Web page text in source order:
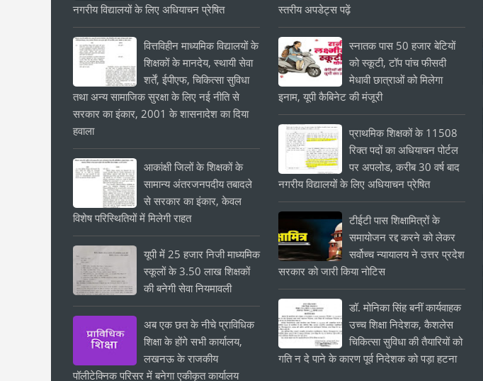
नगरीय विद्यालयों के लिए अधियाचन प्रेषित
वित्तविहीन माध्यमिक विद्यालयों के
शिक्षकों के मानदेय, स्थायी सेवा
शर्तें, ईपीएफ, चिकित्सा सुविधा
तथा अन्य सामाजिक सुरक्षा के लिए नई नीति से
सरकार का इंकार, 2001 के शासनादेश का दिया
हवाला
आकांक्षी जिलों के शिक्षकों के
सामान्य अंतरजनपदीय तबादले
से सरकार का इंकार, केवल
विशेष परिस्थितियों में मिलेगी राहत
यूपी में 25 हजार निजी माध्यमिक
स्कूलों के 3.50 लाख शिक्षकों
की बनेगी सेवा नियमावली
अब एक छत के नीचे प्राविधिक
शिक्षा के होंगे सभी कार्यालय,
लखनऊ के राजकीय
पॉलीटेक्निक परिसर में बनेगा एकीकृत कार्यालय
स्तरीय अपडेट्स पढ़ें
स्नातक पास 50 हजार बेटियों
को स्कूटी, टॉप पांच फीसदी
मेधावी छात्राओं को मिलेगा
इनाम, यूपी कैबिनेट की मंजूरी
प्राथमिक शिक्षकों के 11508
रिक्त पदों का अधियाचन पोर्टल
पर अपलोड, करीब 30 वर्ष बाद
नगरीय विद्यालयों के लिए अधियाचन प्रेषित
टीईटी पास शिक्षामित्रों के
समायोजन रद्द करने को लेकर
सर्वोच्च न्यायालय ने उत्तर प्रदेश
सरकार को जारी किया नोटिस
डॉ. मोनिका सिंह बनीं कार्यवाहक
उच्च शिक्षा निदेशक, कैशलेस
चिकित्सा सुविधा की तैयारियों को
गति न दे पाने के कारण पूर्व निदेशक को पड़ा हटना